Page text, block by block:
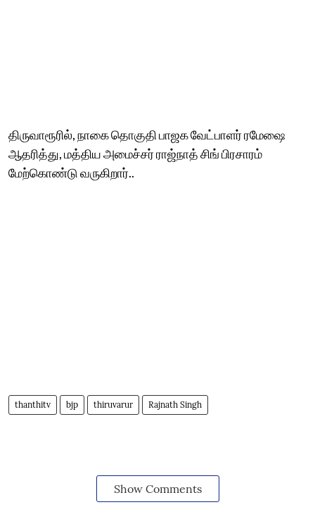
திருவாரூரில், நாகை தொகுதி பாஜக வேட்பாளர் ரமேஷை
ஆதரித்து, மத்திய அமைச்சர் ராஜ்நாத் சிங் பிரசாரம்
மேற்கொண்டு வருகிறார்..
thanthitv bjp thiruvarur Rajnath Singh
Show Comments